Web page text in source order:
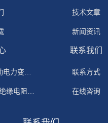
技术文章
新闻资讯
联系我们
联系方式
在线咨询